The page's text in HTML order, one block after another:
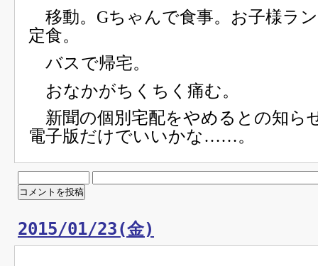
移動。Gちゃんで食事。お子様ラ
定食。
バスで帰宅。
おなかがちくちく痛む。
新聞の個別宅配をやめるとの知ら
電子版だけでいいかな……。
2015/01/23(金)